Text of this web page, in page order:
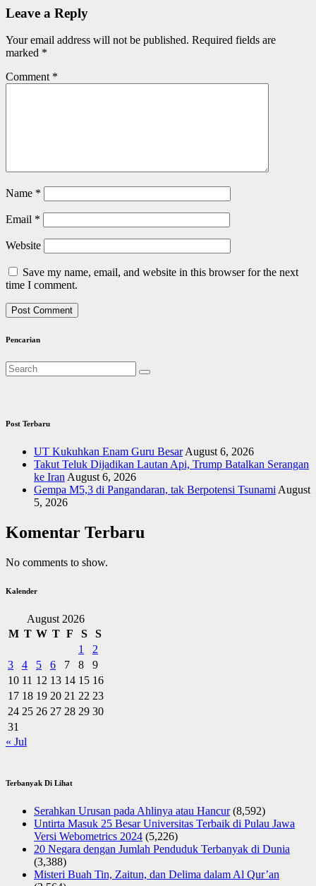
Leave a Reply
Your email address will not be published. Required fields are
marked *
Comment *
Name *
Email *
Website
Save my name, email, and website in this browser for the next
time I comment.
Pencarian
Post Terbaru
UT Kukuhkan Enam Guru Besar August 6, 2026
Takut Teluk Dijadikan Lautan Api, Trump Batalkan Serangan
ke Iran August 6, 2026
Gempa M5,3 di Pangandaran, tak Berpotensi Tsunami August
5, 2026
Komentar Terbaru
No comments to show.
Kalender
August 2026
M T W T F S
S
1
2
3
4 5 6 7 8
9
10 11 12 13 14 15 16
17 18 19 20 21 22 23
24 25 26 27 28 29 30
31
« Jul
Terbanyak Di Lihat
Serahkan Urusan pada Ahlinya atau Hancur (8,592)
Untirta Masuk 25 Besar Universitas Terbaik di Pulau Jawa
Versi Webometrics 2024 (5,226)
20 Negara dengan Jumlah Penduduk Terbanyak di Dunia
(3,388)
Misteri Buah Tin, Zaitun, dan Delima dalam Al Qur’an